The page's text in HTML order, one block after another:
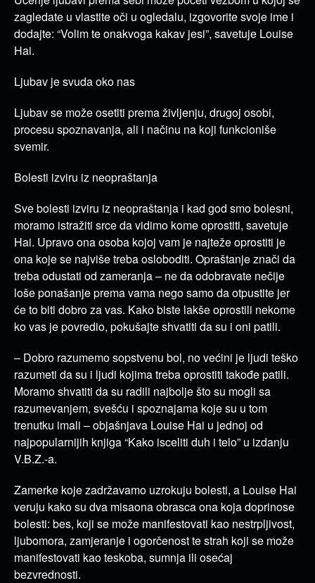
zagledate u vlastite oči u ogledalu, izgovorite svoje ime i
dodajte: “Volim te onakvoga kakav jesi”, savetuje Louise
Hai.
Ljubav je svuda oko nas
Ljubav se može osetiti prema življenju, drugoj osobi,
procesu spoznavanja, ali i načinu na koji funkcioniše
svemir.
Bolesti izviru iz neopraštanja
Sve bolesti izviru iz neopraštanja i kad god smo bolesni,
moramo istražiti srce da vidimo kome oprostiti, savetuje
Hai. Upravo ona osoba kojoj vam je najteže oprostiti je
ona koje se najviše treba osloboditi. Opraštanje znači da
treba odustati od zameranja – ne da odobravate nečije
loše ponašanje prema vama nego samo da otpustite jer
će to biti dobro za vas. Kako biste lakše oprostili nekome
ko vas je povredio, pokušajte shvatiti da su i oni patili.
– Dobro razumemo sopstvenu bol, no većini je ljudi teško
razumeti da su i ljudi kojima treba oprostiti takođe patili.
Moramo shvatiti da su radili najbolje što su mogli sa
razumevanjem, svešću i spoznajama koje su u tom
trenutku imali – objašnjava Louise Hai u jednoj od
najpopularnijih knjiga “Kako isceliti duh i telo” u izdanju
V.B.Z.-a.
Zamerke koje zadržavamo uzrokuju bolesti, a Louise Hai
veruju kako su dva misaona obrasca ona koja doprinose
bolesti: bes, koji se može manifestovati kao nestrpljivost,
ljubomora, zamjeranje i ogorčenost te strah koji se može
manifestovati kao teskoba, sumnja ili osećaj
bezvrednosti.